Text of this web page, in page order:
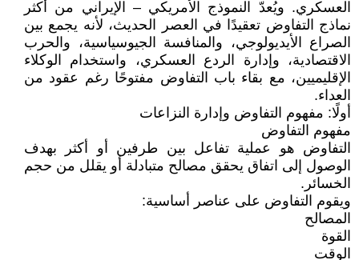
العسكري. ويُعدّ النموذج الأمريكي – الإيراني من أكثر
نماذج التفاوض تعقيدًا في العصر الحديث، لأنه يجمع بين
الصراع الأيديولوجي، والمنافسة الجيوسياسية، والحرب
الاقتصادية، وإدارة الردع العسكري، واستخدام الوكلاء
الإقليميين، مع بقاء باب التفاوض مفتوحًا رغم عقود من
العداء.
أولًا: مفهوم التفاوض وإدارة النزاعات
مفهوم التفاوض
التفاوض هو عملية تفاعل بين طرفين أو أكثر بهدف
الوصول إلى اتفاق يحقق مصالح متبادلة أو يقلل من حجم
الخسائر.
ويقوم التفاوض على عناصر أساسية:
المصالح
القوة
الوقت